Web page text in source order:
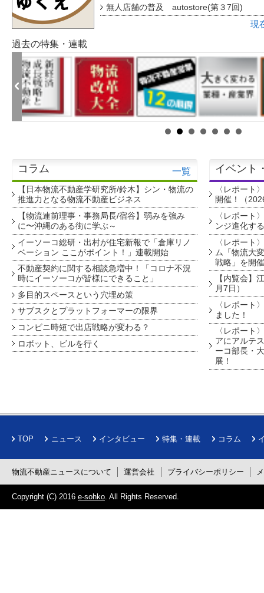
無人店舗の普及 autostore(第３7回)
現
過去の特集・連載
コラム 一覧
【日本物流不動産学研究所/鈴木】シン・物流の
推進力となる物流不動産ビジネス
【物流連前理事・事務局長/宿谷】弱みを強み
に〜沖縄のある街に学ぶ～
イーソーコ総研・出村が住宅新報で「倉庫リノ
ベーション ここがポイント！」連載開始
不動産契約に関する相談急増中！「コロナ不況
時にイーソーコが皆様にできること」
多目的スペースという穴埋め策
サブスクとプラットフォーマーの限界
コンビニ時短で出店戦略が変わる？
ロボット、ビルを行く
イベント
〈レポート
開催！（
〈レポート
ンジ進化す
〈レポート
ム「物流大
戦略」を開
【内覧会】
月7日）
〈レポート
ました！
〈レポート
アにアルテ
ーコ部長・
展！
TOP ニュース インタビュー 特集・連載 コラム
物流不動産ニュースについて 運営会社 プライバシーポリシー
Copyright (C) 2016 e-sohko. All Rights Reserved.